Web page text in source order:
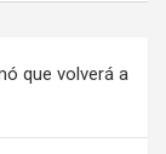
que volverá a